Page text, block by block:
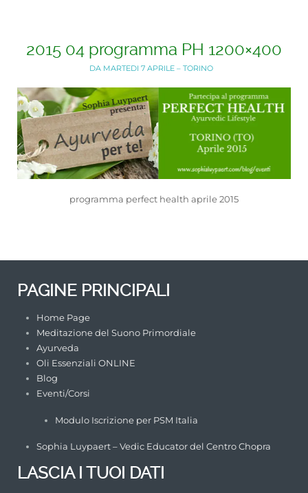
2015 04 programma PH 1200×400
DA MARTEDI 7 APRILE – TORINO
programma perfect health aprile 2015
PAGINE PRINCIPALI
Home Page
Meditazione del Suono Primordiale
Ayurveda
Oli Essenziali ONLINE
Blog
Eventi/Corsi
Modulo Iscrizione per PSM Italia
Sophia Luypaert – Vedic Educator del Centro Chopra
LASCIA I TUOI DATI